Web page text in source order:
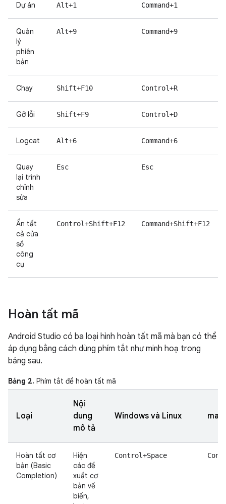
Dự án Alt+1 Command+1
Quản
lý
phiên
bản
Alt+9 Command+9
Chạy Shift+F10 Control+R
Gỡ lỗi Shift+F9 Control+D
Logcat Alt+6 Command+6
Quay
lại trình
chỉnh
sửa
Esc Esc
Ẩn tất
cả cửa
sổ
công
cụ
Control+Shift+F12 Command+Shift+F12
Hoàn tất mã
Android Studio có ba loại hình hoàn tất mã mà bạn có thể
áp dụng bằng cách dùng phím tắt như minh hoạ trong
bảng sau.
Bảng 2. Phím tắt để hoàn tất mã
Loại
Nội
dung
mô tả
Windows và Linux
Hoàn tất cơ
bản (Basic
Completion)
Hiện
các đề
xuất cơ
bản về
biến,
Control+Space